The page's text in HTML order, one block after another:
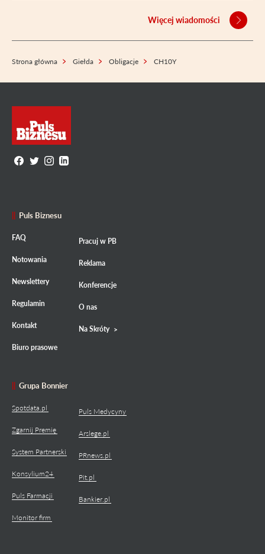
Więcej wiadomości
Strona główna Giełda Obligacje CH10Y
Puls Biznesu
FAQ
Notowania
Newslettery
Regulamin
Kontakt
Biuro prasowe
Pracuj w PB
Reklama
Konferencje
O nas
Na Skróty
Grupa Bonnier
Spotdata.pl
Zgarnij Premię
System Partnerski
Konsylium24
Puls Farmacji
Monitor firm
Puls Medycyny
Arslege.pl
PRnews.pl
Pit.pl
Bankier.pl